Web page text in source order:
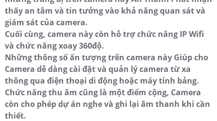
thấy an tâm và tin tưởng vào khả năng quan sát và
giám sát của camera.
Cuối cùng, camera này còn hỗ trợ chức năng IP Wifi
và chức năng xoay 360độ.
Những thông số ấn tượng trên camera này Giúp cho
Camera dễ dàng cài đặt và quản lý camera từ xa
thông qua điện thoại di động hoặc máy tính bảng.
Chức năng thu âm cũng là một điểm cộng, Camera
còn cho phép dự án nghe và ghi lại âm thanh khi cần
thiết.